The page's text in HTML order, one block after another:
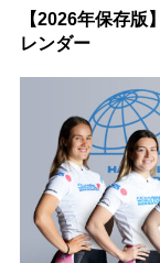
【2026年保存
レンダー